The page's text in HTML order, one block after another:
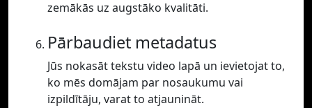
zemākās uz augstāko kvalitāti.
Pārbaudiet metadatus
Jūs nokasāt tekstu video lapā un ievietojat to,
ko mēs domājam par nosaukumu vai
izpildītāju, varat to atjaunināt.